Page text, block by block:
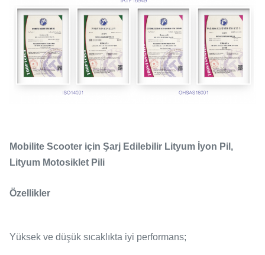
Mobilite Scooter için Şarj Edilebilir Lityum İyon Pil,
Lityum Motosiklet Pili
Özellikler
Yüksek ve düşük sıcaklıkta iyi performans;